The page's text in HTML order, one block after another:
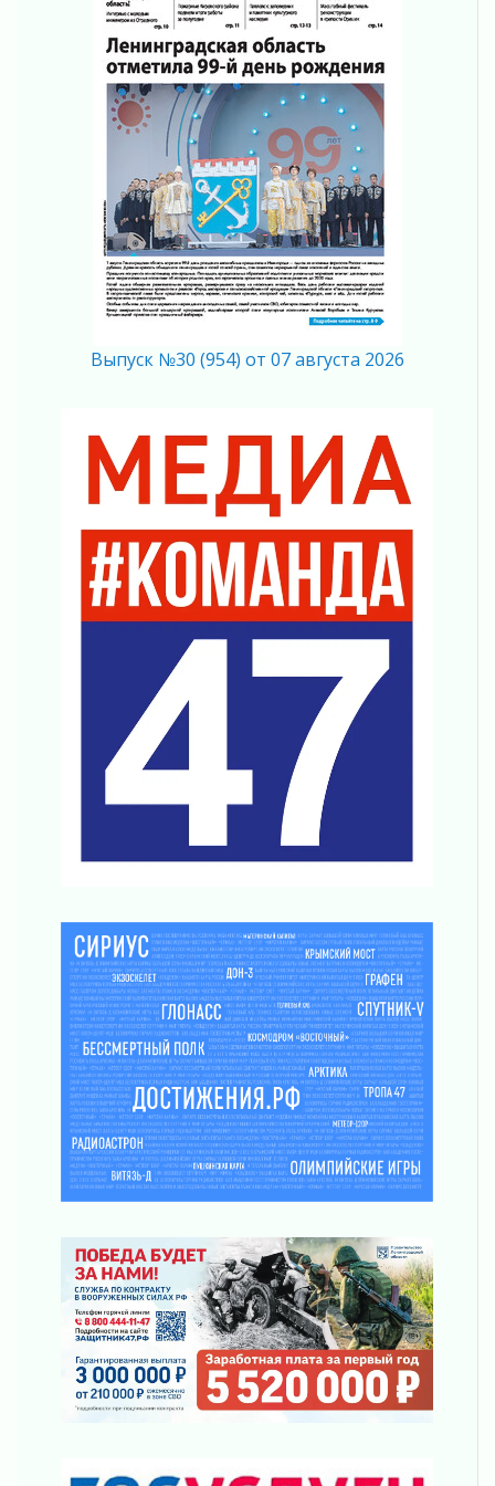
Без риска для здоровья и кошелька
04 августа 2026
Важная информация
04 августа 2026
Что делать со сбережениями
Награды нашли строителей
03 августа 2026
Ленобласть повышает производительность
труда в ЖКХ
03 августа 2026
Поддержка волонтерских объединений
Ладожский мост полностью закроют на два
Музеи Ленобласти обновляют пространства
03 августа 2026
Новая площадка: 2027
03 августа 2026
Часть медиков в Ленобласти сможет
рассчитывать на доплату от региона
03 августа 2026
За сутки в Ленинградской области
ликвидировали 10 пожаров
Клюква наливается, но в корзинку пока не
03 августа 2026
Строительные компании Ленобласти
подняли зарплаты почти на 40% за год
03 августа 2026
Шесть новых жизней в честь дня рождения
Ленинградской области
Уроки безопасности для детей и взрослых
03 августа 2026
Ленобласть отмечает День Воздушно-
десантных войск
02 августа 2026
«Активное лето»
02 августа 2026
Ленобласть отметила заслуги жителей перед
регионом и страной
02 августа 2026
Ладога — не пруд
Ленинградской области о неоплаченных
счетах
02 августа 2026
Пропавшего подростка нашли в Кировском
районе Ленобласти
02 августа 2026
Жителям Ленобласти напомнили, как
В Ивангороде назвали новых почетных
Выпуск №30 (954) от 07 августа 2026